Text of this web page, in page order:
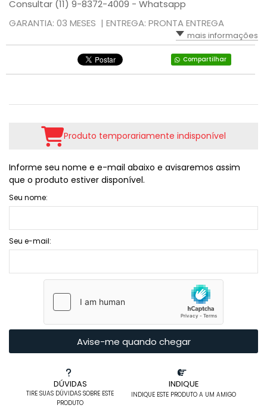
Consultar (11) 9-8372-4009 - Whatsapp
GARANTIA: 03 MESES | ENTREGA: PRONTA ENTREGA
mais informações
Compartilhar
DÚVIDAS
TIRE SUAS DÚVIDAS SOBRE ESTE
PRODUTO
INDIQUE
INDIQUE ESTE PRODUTO A UM AMIGO
Produto temporariamente indisponível
Informe seu nome e e-mail abaixo e avisaremos assim
que o produto estiver disponível.
Seu nome:
Seu e-mail:
Avise-me quando chegar